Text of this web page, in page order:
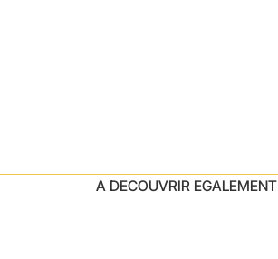
A DECOUVRIR EGALEMENT